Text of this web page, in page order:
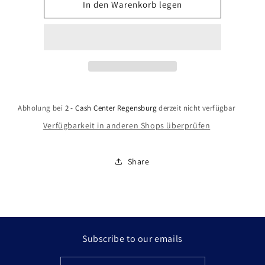
für
Fighter
für
Fighter
In den Warenkorb legen
Abholung bei 2 - Cash Center Regensburgderzeit nicht verfügbar
Verfügbarkeit in anderen Shops überprüfen
Share
Subscribe to our emails